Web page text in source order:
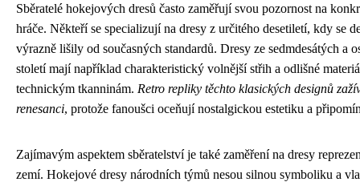
Sběratelé hokejových dresů často zaměřují svou pozornost na
hráče. Někteří se specializují na dresy z určitého desetiletí, kdy se
výrazně lišily od současných standardů. Dresy ze sedmdesátých a
století mají například charakteristický volnější střih a odlišné
technickým tkanninám. Retro repliky těchto klasických designů
renesanci, protože fanoušci oceňují nostalgickou estetiku a
Zajímavým aspektem sběratelství je také zaměření na dresy
zemí. Hokejové dresy národních týmů nesou silnou symboliku a